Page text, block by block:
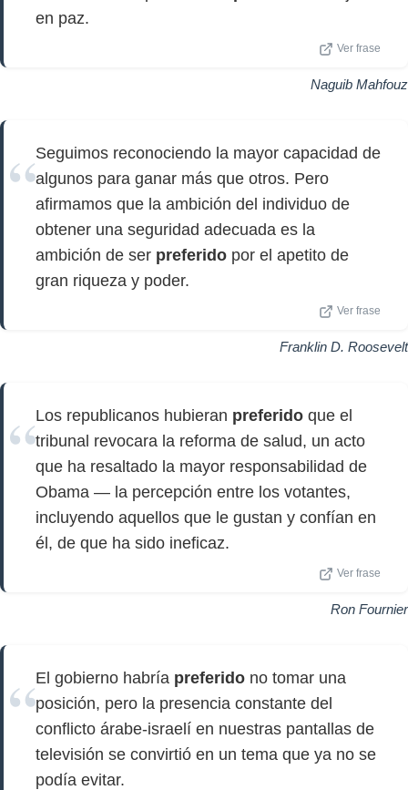
en paz.
Ver frase
Naguib Mahfouz
Seguimos reconociendo la mayor capacidad de
algunos para ganar más que otros. Pero
afirmamos que la ambición del individuo de
obtener una seguridad adecuada es la
ambición de ser preferido por el apetito de
gran riqueza y poder.
Ver frase
Franklin D. Roosevelt
Los republicanos hubieran preferido que el
tribunal revocara la reforma de salud, un acto
que ha resaltado la mayor responsabilidad de
Obama — la percepción entre los votantes,
incluyendo aquellos que le gustan y confían en
él, de que ha sido ineficaz.
Ver frase
Ron Fournier
El gobierno habría preferido no tomar una
posición, pero la presencia constante del
conflicto árabe-israelí en nuestras pantallas de
televisión se convirtió en un tema que ya no se
podía evitar.